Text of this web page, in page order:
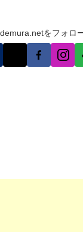
demura.netをフォロ